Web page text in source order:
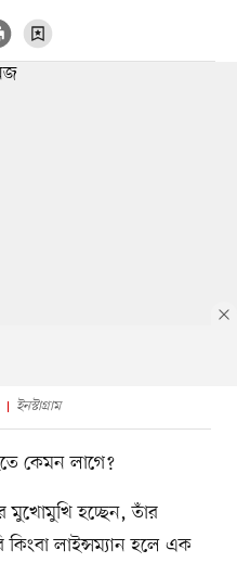
ইনস্টাগ্রাম
কেমন লাগে?
মুখোমুখি হচ্ছেন, তাঁর
কিংবা লাইন্সম্যান হলে এক